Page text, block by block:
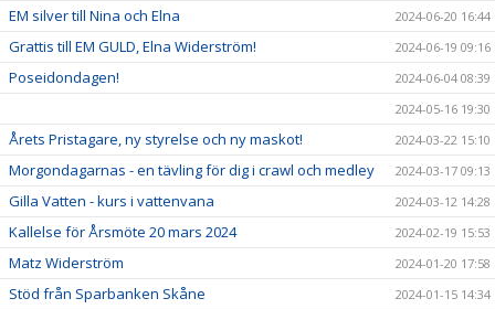
EM silver till Nina och Elna 2024-06-20 16:44
Grattis till EM GULD, Elna Widerström! 2024-06-19 09:16
Poseidondagen!
2024-06-04 08:39
2024-05-16 19:30
Årets Pristagare, ny styrelse och ny maskot! 2024-03-22 15:10
Morgondagarnas - en tävling för dig i crawl och medley 2024-03-17 09:13
Gilla Vatten - kurs i vattenvana 2024-03-12 14:28
Kallelse för Årsmöte 20 mars 2024 2024-02-19 15:53
Matz Widerström 2024-01-20 17:58
Stöd från Sparbanken Skåne 2024-01-15 14:34